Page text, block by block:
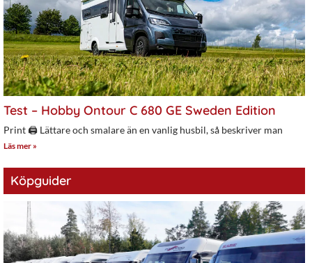
Test – Hobby Ontour C 680 GE Sweden Edition
Print 🖨 Lättare och smalare än en vanlig husbil, så beskriver man
Läs mer »
Köpguider